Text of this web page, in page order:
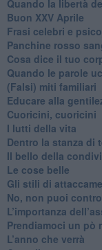
​Quando la libertà
Buon XXV Aprile
​Frasi celebri e
​Panchine rosso
​Cosa dice il tuo
​Quando le parole
​(Falsi) miti familiari
​Educare alla
​Cuoricini, cuoricini
I lutti della vita
​Dentro la stanza di
​Il bello della
Le cose belle
​Gli stili di
No, non puoi
​L’importanza
​Prendiamoci un pò
​L’anno che verrà